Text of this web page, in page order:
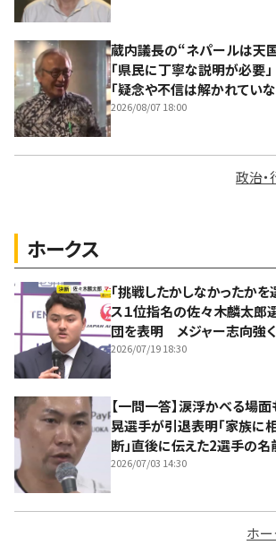
蔵内議長の“ネパールは天
「県民に丁寧な説明が必要
「疑念や不信は解かれてい
2026/08/07 18:00
政治
ホークス
「挑戦したかしなかったか
ス１位指名の佐々木麟太
団を表明 メジャー志向強く
2026/07/19 18:30
【一問一答】涙浮かべる場
晃選手が引退表明「家族に
断」直後に伝えた2選手の
2026/07/03 14:30
ホ